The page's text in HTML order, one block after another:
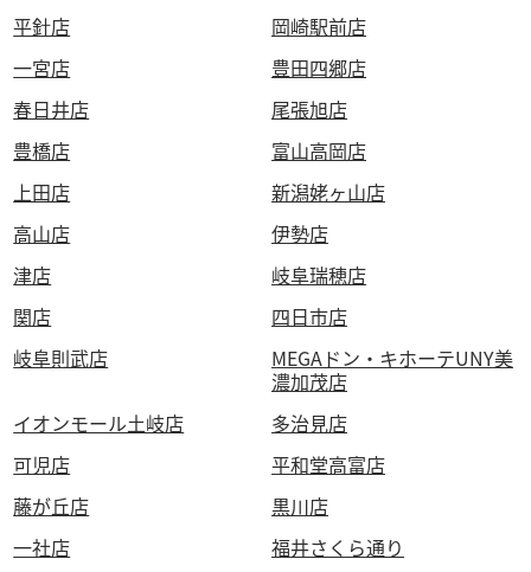
平針店
岡崎駅前店
一宮店
豊田四郷店
春日井店
尾張旭店
豊橋店
富山高岡店
上田店
新潟姥ヶ山店
高山店
伊勢店
津店
岐阜瑞穂店
関店
四日市店
岐阜則武店
MEGAドン・キホーテUNY美
濃加茂店
イオンモール土岐店
多治見店
可児店
平和堂高富店
藤が丘店
黒川店
一社店
福井さくら通り